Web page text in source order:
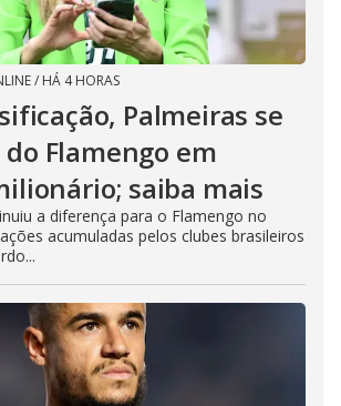
/ HÁ 4 HORAS
Palmeiras se
Flamengo em
saiba mais
a diferença para o Flamengo no
acumuladas pelos clubes brasileiros